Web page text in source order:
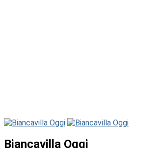
Biancavilla Oggi